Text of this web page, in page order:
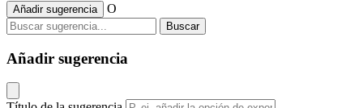
Añadir sugerencia O
Buscar
Añadir sugerencia